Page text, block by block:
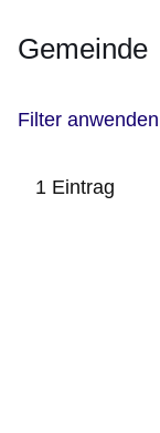
Gemeinde
Filter anwenden
1 Eintrag